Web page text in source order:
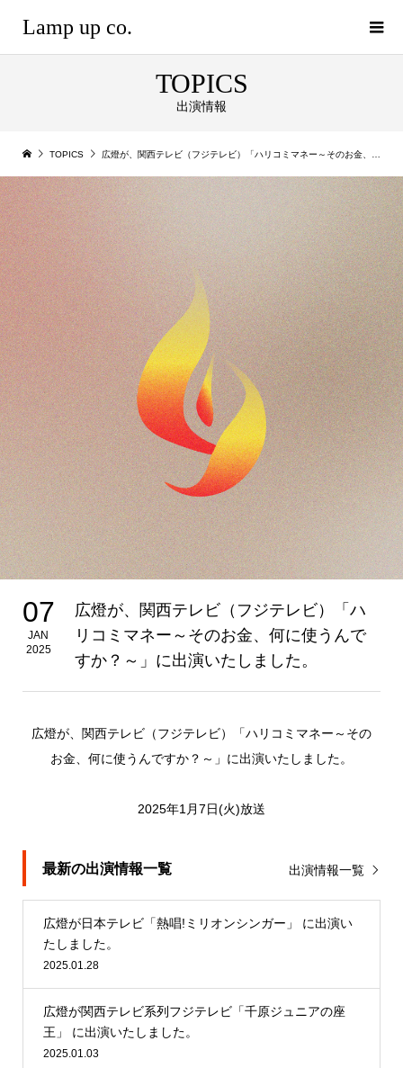
Lamp up co.
TOPICS
出演情報
TOPICS 広燈が、関西テレビ（フジテレビ）「ハリコミマネー～そのお金、何に使うんですか？～」に出演いたしました。
07
JAN
2025
広燈が、関西テレビ（フジテレビ）「ハ
リコミマネー～そのお金、何に使うんで
すか？～」に出演いたしました。
広燈が、関西テレビ（フジテレビ）「ハリコミマネー～その
お金、何に使うんですか？～」に出演いたしました。
2025年1月7日(火)放送
最新の出演情報一覧 出演情報一覧
広燈が日本テレビ「熱唱!ミリオンシンガー」 に出演い
たしました。
2025.01.28
広燈が関西テレビ系列フジテレビ「千原ジュニアの座
王」 に出演いたしました。
2025.01.03